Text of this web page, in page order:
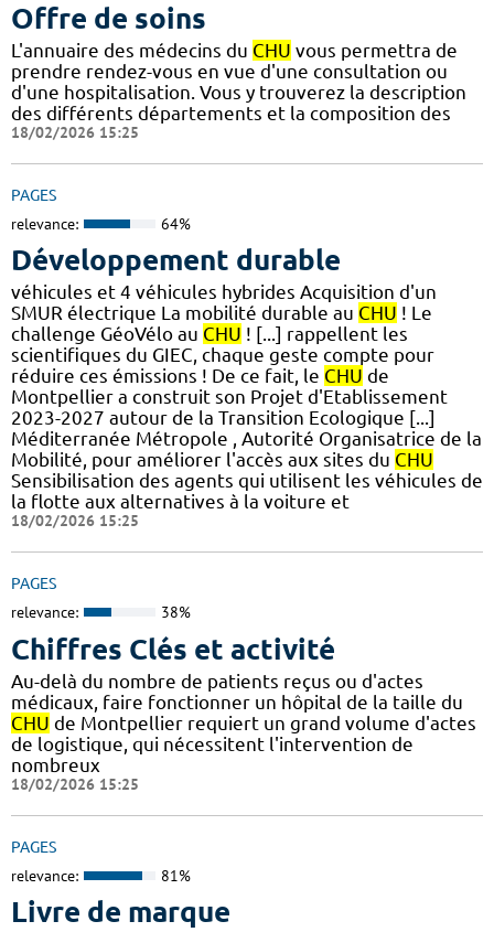
Offre de soins
L'annuaire des médecins du CHU vous permettra de
prendre rendez-vous en vue d'une consultation ou
d'une hospitalisation. Vous y trouverez la description
des différents départements et la composition des
18/02/2026 15:25
PAGES
relevance: 64%
Développement durable
véhicules et 4 véhicules hybrides Acquisition d'un
SMUR électrique La mobilité durable au CHU ! Le
challenge GéoVélo au CHU ! [...] rappellent les
scientifiques du GIEC, chaque geste compte pour
réduire ces émissions ! De ce fait, le CHU de
Montpellier a construit son Projet d'Etablissement
2023-2027 autour de la Transition Ecologique [...]
Méditerranée Métropole , Autorité Organisatrice de la
Mobilité, pour améliorer l'accès aux sites du CHU
Sensibilisation des agents qui utilisent les véhicules de
la flotte aux alternatives à la voiture et
18/02/2026 15:25
PAGES
relevance: 38%
Chiffres Clés et activité
Au-delà du nombre de patients reçus ou d'actes
médicaux, faire fonctionner un hôpital de la taille du
CHU de Montpellier requiert un grand volume d'actes
de logistique, qui nécessitent l'intervention de
nombreux
18/02/2026 15:25
PAGES
relevance: 81%
Livre de marque